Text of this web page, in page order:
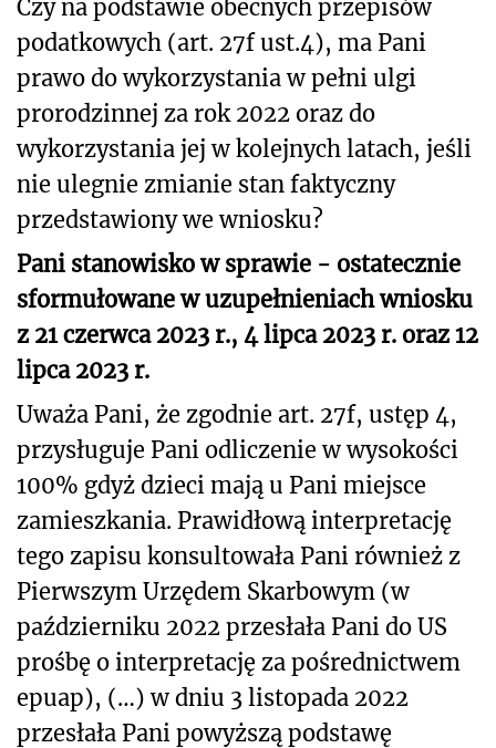
Czy na podstawie obecnych przepisów
podatkowych (art. 27f ust.4), ma Pani
prawo do wykorzystania w pełni ulgi
prorodzinnej za rok 2022 oraz do
wykorzystania jej w kolejnych latach, jeśli
nie ulegnie zmianie stan faktyczny
przedstawiony we wniosku?
Pani stanowisko w sprawie - ostatecznie
sformułowane w uzupełnieniach wniosku
z 21 czerwca 2023 r., 4 lipca 2023 r. oraz 12
lipca 2023 r.
Uważa Pani, że zgodnie art. 27f, ustęp 4,
przysługuje Pani odliczenie w wysokości
100% gdyż dzieci mają u Pani miejsce
zamieszkania. Prawidłową interpretację
tego zapisu konsultowała Pani również z
Pierwszym Urzędem Skarbowym (w
październiku 2022 przesłała Pani do US
prośbę o interpretację za pośrednictwem
epuap), (…) w dniu 3 listopada 2022
przesłała Pani powyższą podstawę